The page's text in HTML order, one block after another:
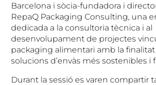
Barcelona i sòcia-fundadora i
RepaQ Packaging Consulting, una
dedicada a la consultoria tècnica i al
desenvolupament de projectes
packaging alimentari amb la finalitat
solucions d’envàs més sostenibles i
Durant la sessió es varen compartir